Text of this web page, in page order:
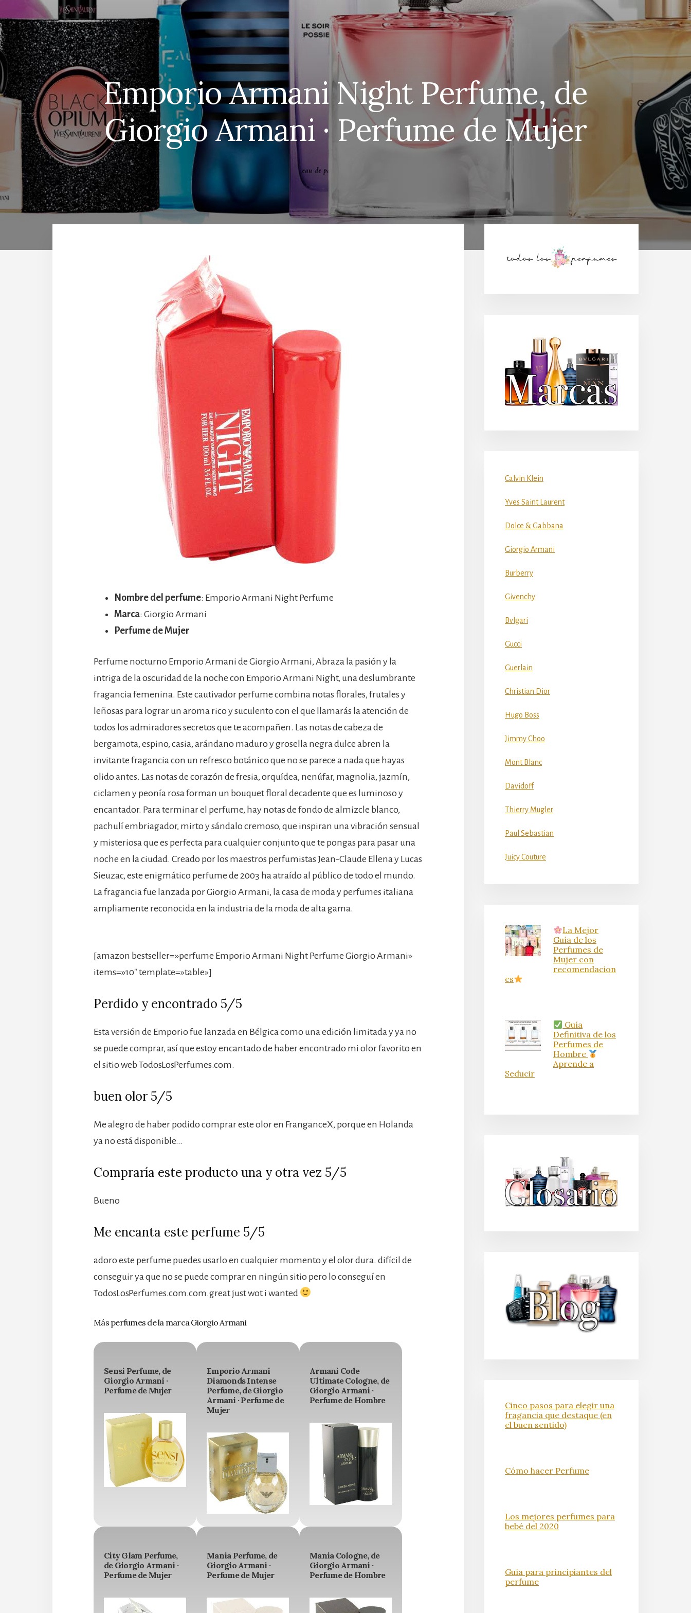
Emporio Armani Night Perfume, de
Giorgio Armani · Perfume de Mujer
Nombre del perfume: Emporio Armani Night Perfume
Marca: Giorgio Armani
Perfume de Mujer
Perfume nocturno Emporio Armani de Giorgio Armani, Abraza la pasión y la
intriga de la oscuridad de la noche con Emporio Armani Night, una deslumbrante
fragancia femenina. Este cautivador perfume combina notas florales, frutales y
leñosas para lograr un aroma rico y suculento con el que llamarás la atención de
todos los admiradores secretos que te acompañen. Las notas de cabeza de
bergamota, espino, casia, arándano maduro y grosella negra dulce abren la
invitante fragancia con un refresco botánico que no se parece a nada que hayas
olido antes. Las notas de corazón de fresia, orquídea, nenúfar, magnolia, jazmín,
ciclamen y peonía rosa forman un bouquet floral decadente que es luminoso y
encantador. Para terminar el perfume, hay notas de fondo de almizcle blanco,
pachulí embriagador, mirto y sándalo cremoso, que inspiran una vibración sensual
y misteriosa que es perfecta para cualquier conjunto que te pongas para pasar una
noche en la ciudad. Creado por los maestros perfumistas Jean-Claude Ellena y Lucas
Sieuzac, este enigmático perfume de 2003 ha atraído al público de todo el mundo.
La fragancia fue lanzada por Giorgio Armani, la casa de moda y perfumes italiana
ampliamente reconocida en la industria de la moda de alta gama.
[amazon bestseller=»perfume Emporio Armani Night Perfume Giorgio Armani»
items=»10″ template=»table»]
Perdido y encontrado 5/5
Esta versión de Emporio fue lanzada en Bélgica como una edición limitada y ya no
se puede comprar, así que estoy encantado de haber encontrado mi olor favorito en
el sitio web TodosLosPerfumes.com.
buen olor 5/5
Me alegro de haber podido comprar este olor en FranganceX, porque en Holanda
ya no está disponible…
Compraría este producto una y otra vez 5/5
Bueno
Me encanta este perfume 5/5
adoro este perfume puedes usarlo en cualquier momento y el olor dura. difícil de
conseguir ya que no se puede comprar en ningún sitio pero lo conseguí en
TodosLosPerfumes.com.com.great just wot i wanted
Más perfumes de la marca Giorgio Armani
Sensi Perfume, de
Giorgio Armani ·
Perfume de Mujer
Emporio Armani
Diamonds Intense
Perfume, de Giorgio
Armani · Perfume de
Mujer
Armani Code
Ultimate Cologne, de
Giorgio Armani ·
Perfume de Hombre
City Glam Perfume,
de Giorgio Armani ·
Perfume de Mujer
Mania Perfume, de
Giorgio Armani ·
Perfume de Mujer
Mania Cologne, de
Giorgio Armani ·
Perfume de Hombre
lateral
Calvin Klein
Yves Saint Laurent
Dolce & Gabbana
Giorgio Armani
Burberry
Givenchy
Bvlgari
Gucci
Guerlain
Christian Dior
Hugo Boss
Jimmy Choo
Mont Blanc
Davidoff
Thierry Mugler
Paul Sebastian
Juicy Couture
La Mejor
Guía de los
Perfumes de
Mujer con
recomendacion
es
Guía
Definitiva de los
Perfumes de
Hombre
Aprende a
Seducir
Cinco pasos para elegir una
fragancia que destaque (en
el buen sentido)
Cómo hacer Perfume
Los mejores perfumes para
bebé del 2020
Guía para principiantes del
perfume